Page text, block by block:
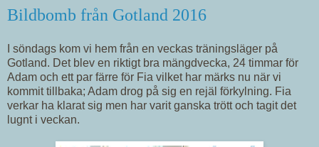
Bildbomb från Gotland 2016
I söndags kom vi hem från en veckas träningsläger på
Gotland. Det blev en riktigt bra mängdvecka, 24 timmar för
Adam och ett par färre för Fia vilket har märks nu när vi
kommit tillbaka; Adam drog på sig en rejäl förkylning. Fia
verkar ha klarat sig men har varit ganska trött och tagit det
lugnt i veckan.